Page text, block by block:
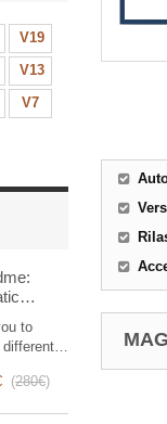
V19
V13
V7
to
different
a trigger.
(280€)